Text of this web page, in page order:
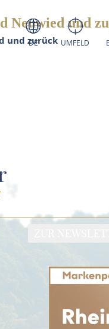
DE UMFELD
Neuwied und
und zurück